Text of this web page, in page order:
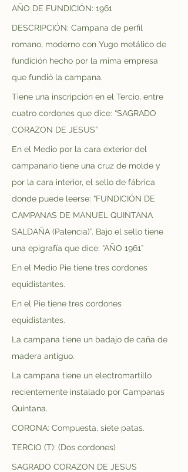
AÑO DE FUNDICIÓN: 1961
DESCRIPCIÓN: Campana de perfil
romano, moderno con Yugo metálico de
fundición hecho por la mima empresa
que fundió la campana.
Tiene una inscripción en el Tercio, entre
cuatro cordones que dice: “SAGRADO
CORAZON DE JESUS”
En el Medio por la cara exterior del
campanario tiene una cruz de molde y
por la cara interior, el sello de fábrica
donde puede leerse: “FUNDICIÓN DE
CAMPANAS DE MANUEL QUINTANA
SALDAÑA (Palencia)”. Bajo el sello tiene
una epigrafía que dice: “AÑO 1961”
En el Medio Pie tiene tres cordones
equidistantes.
En el Pie tiene tres cordones
equidistantes.
La campana tiene un badajo de caña de
madera antiguo.
La campana tiene un electromartillo
recientemente instalado por Campanas
Quintana.
CORONA: Compuesta, siete patas.
TERCIO (T): (Dos cordones)
SAGRADO CORAZON DE JESUS